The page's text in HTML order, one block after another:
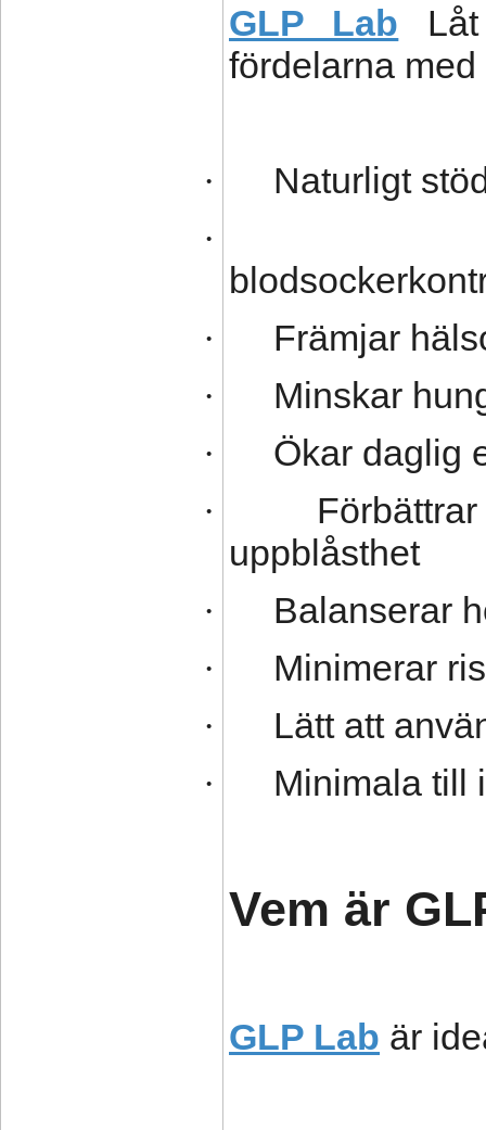
GLP Lab
fördelarna
· Naturligt
·
· Främjar
· Minskar
· Ökar daglig
·
uppblåsthet
· Balanserar
· Minimerar
· Lätt att
· Minimala till
Vem är
GLP Lab är